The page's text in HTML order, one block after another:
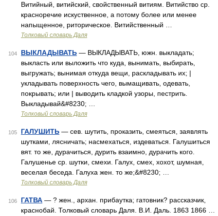
Витийный, витийский, свойственный витиям. Витийство ср.
красноречие искуственное, а потому более или менее
напыщенное, риторическое. Витийственный …
Толковый словарь Даля
104 ВЫКЛАДЫВАТЬ — ВЫКЛАДЫВАТЬ, южн. выкладать;
выкласть или выложить что куда, вынимать, выбирать,
выгружать; вынимая откуда вещи, раскладывать их; |
укладывать поверхность чего, вымащивать, одевать,
покрывать; или | выводить кладкой узоры, пестрить.
Выкладывай&#8230; …
Толковый словарь Даля
105 ГАЛУШИТЬ — сев. шутить, проказить, смеяться, заявлять
шутками, лясничать; насмехаться, издеваться. Галушиться
вят. то же, дурачиться, дурить взаимно, дурачить кого.
Галушенье ср. шутки, смехи. Галух, смех, хохот, шумная,
веселая беседа. Галуха жен. то же;&#8230; …
Толковый словарь Даля
106 ГАТВА — ? жен., архан. прибаутка; гатовник? рассказчик,
краснобай. Толковый словарь Даля. В.И. Даль. 1863 1866 …